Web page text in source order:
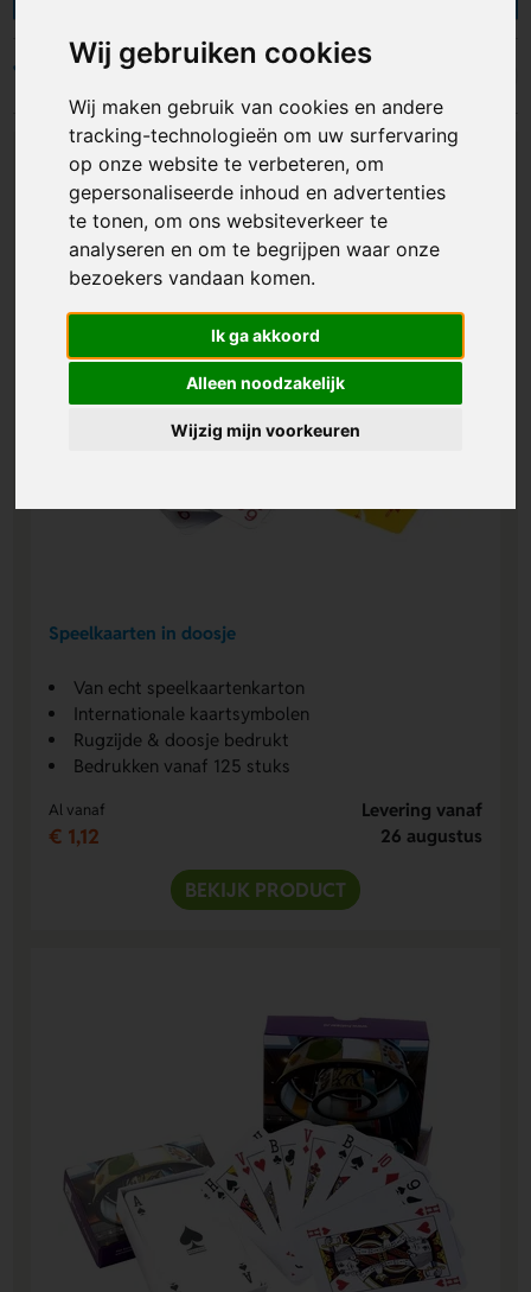
Wij gebruiken cookies
Wij maken gebruik van cookies en andere
tracking-technologieën om uw surfervaring
op onze website te verbeteren, om
gepersonaliseerde inhoud en advertenties
te tonen, om ons websiteverkeer te
analyseren en om te begrijpen waar onze
bezoekers vandaan komen.
Ik ga akkoord
Alleen noodzakelijk
Wijzig mijn voorkeuren
speelkaarten doosje bedrukken? Wij zijn de
specialist in speelkaarten bedrukken en hebben
daarin jarenlange ervaring. Je bestelt ze al vanaf
25 stuks of voor de allerlaagste prijs vanaf €
0,67 per stuk.
Speelkaarten in doosje
Van echt speelkaartenkarton
Internationale kaartsymbolen
Rugzijde & doosje bedrukt
Bedrukken vanaf 125 stuks
Al vanaf
€ 1,12
Levering vanaf
26 augustus
BEKIJK PRODUCT